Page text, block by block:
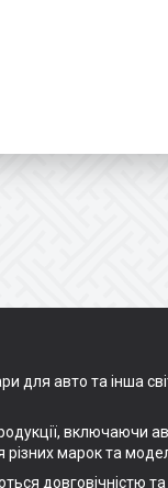
для авто та інша
включаючи
марок та
довговічністю